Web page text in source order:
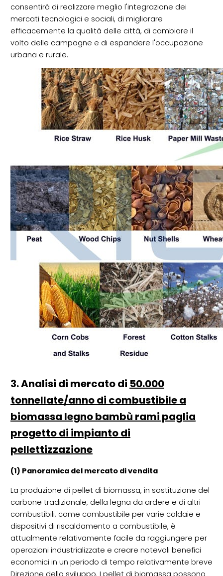
consentirà di realizzare meglio l'integrazione dei
mercati tecnologici e sociali, di migliorare
efficacemente la qualità delle città, di cambiare il
volto delle campagne e di espandere l'occupazione
urbana e rurale.
3. Analisi di mercato di 50.000
tonnellate/anno di combustibile a
biomassa legno bambù rami paglia
progetto di impianto di
pellettizzazione
(1) Panoramica del mercato di vendita
La produzione di pellet di biomassa, in sostituzione del
carbone tradizionale, della legna da ardere e di altri
combustibili, come combustibile per varie caldaie e
dispositivi di riscaldamento a combustibile, è
attualmente relativamente facile da raggiungere per
operazioni industrializzate e creare notevoli benefici
economici in un periodo di tempo relativamente breve
Direzione dello sviluppo. I pellet di biomassa possono